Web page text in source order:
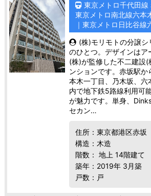
東京メトロ千代田線
東京メトロ南北線六本
｜東京メトロ日比谷線
(株)モリモトの分譲シ
のひとつ。デザインはア
(株)が監修した不二建設
ンションです。赤坂駅
本木一丁目、乃木坂、六
内で地下鉄5路線利用可
が魅力です。単身、
セカン…
住所：東京都港区赤坂
構造：木造
階数： 地上 14階建て
築年：2019年 3月築
戸数：戸